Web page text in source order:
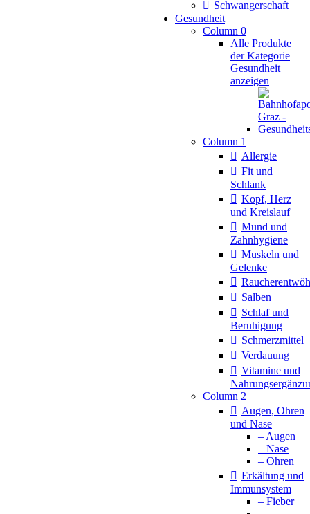
Schwangerschaft
Gesundheit
Column 0
Alle Produkte
der Kategorie
Gesundheit
anzeigen
Column 1
Allergie
Fit und
Schlank
Kopf, Herz
und Kreislauf
Mund und
Zahnhygiene
Muskeln und
Gelenke
Salben
Schlaf und
Beruhigung
Schmerzmittel
Verdauung
Vitamine und
Column 2
Augen, Ohren
und Nase
– Augen
– Nase
– Ohren
Erkältung und
Immunsystem
– Fieber